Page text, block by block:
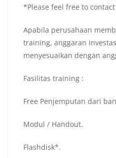
*Please feel free to
Apabila perusahaan
training, anggaran
menyesuaikan dengan
Fasilitas training :
Free Penjemputan dari
Modul / Handout.
Flashdisk*.